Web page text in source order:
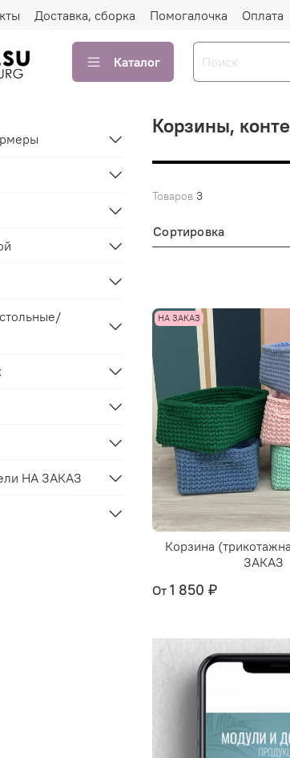
Доставка, сборка Помогалочка Оплата
Каталог
Корзины,
Товаров 3
Сортировка
НА ЗАКАЗ
Корзина
ЗАКАЗ
От 1 850 ₽
НА ЗАКАЗ